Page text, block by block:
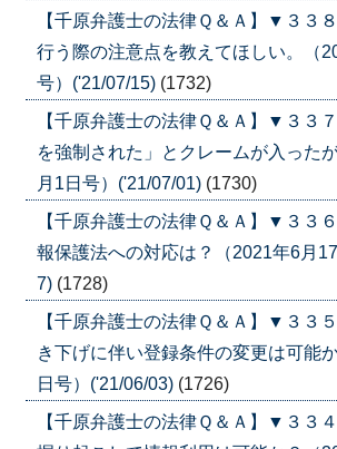
【千原弁護士の法律Ｑ＆Ａ】▼３
行う際の注意点を教えてほしい。（
号）('21/07/15) (1732)
【千原弁護士の法律Ｑ＆Ａ】▼３
を強制された」とクレームが入った
月1日号）('21/07/01) (1730)
【千原弁護士の法律Ｑ＆Ａ】▼３
報保護法への対応は？（2021年6月
7) (1728)
【千原弁護士の法律Ｑ＆Ａ】▼３３
き下げに伴い登録条件の変更は可能
日号）('21/06/03) (1726)
【千原弁護士の法律Ｑ＆Ａ】▼３